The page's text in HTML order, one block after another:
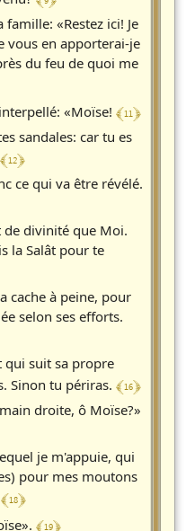
«Restez ici! Je
vous en apporterai-je
du feu de quoi me
«Moïse! ﴾ 11 ﴿
sandales: car tu es
﴾ 12 ﴿
ce qui va être révélé.
de divinité que Moi.
la Salât pour te
cache à peine, pour
selon ses efforts.
qui suit sa propre
Sinon tu périras. ﴾ 16 ﴿
droite, ô Moïse?»
je m'appuie, qui
pour mes moutons
﴾ 18 ﴿